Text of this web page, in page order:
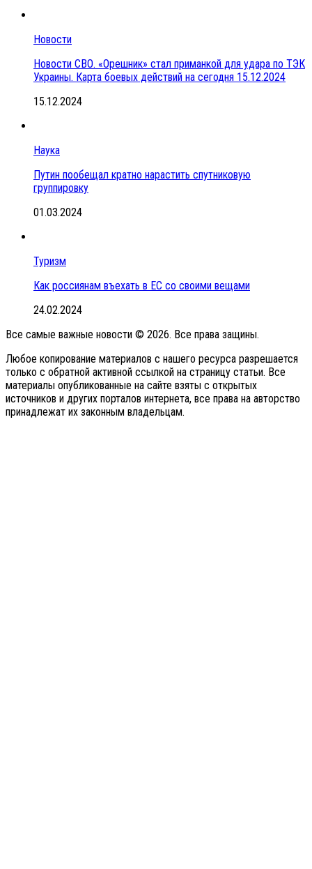
Новости
Новости СВО. «Орешник» стал приманкой для удара по ТЭК
Украины. Карта боевых действий на сегодня 15.12.2024
15.12.2024
Наука
Путин пообещал кратно нарастить спутниковую
группировку
01.03.2024
Туризм
Как россиянам въехать в ЕС со своими вещами
24.02.2024
Все самые важные новости © 2026. Все права защины.
Любое копирование материалов с нашего ресурса разрешается
только с обратной активной ссылкой на страницу статьи. Все
материалы опубликованные на сайте взяты с открытых
источников и других порталов интернета, все права на авторство
принадлежат их законным владельцам.